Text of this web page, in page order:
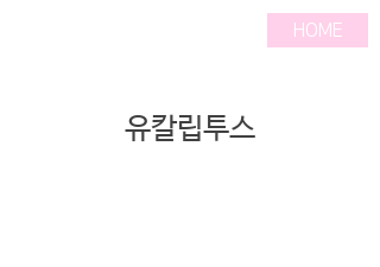
HOME
유칼립투스